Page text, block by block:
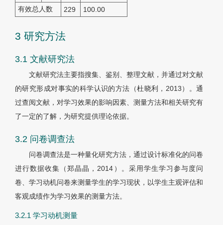
有效总人数
229 100.00
3 研究方法
3.1 文献研究法
文献研究法主要指搜集、鉴别、整理文献，并通过对文献
的研究形成对事实的科学认识的方法（杜晓利，2013）。通
过查阅文献，对学习效果的影响因素、测量方法和相关研究有
了一定的了解，为研究提供理论依据。
3.2 问卷调查法
问卷调查法是一种量化研究方法，通过设计标准化的问卷
进行数据收集（郑晶晶，2014）。采用学生学习参与度问
卷、学习动机问卷来测量学生的学习现状，以学生主观评估和
客观成绩作为学习效果的测量方法。
3.2.1 学习动机测量